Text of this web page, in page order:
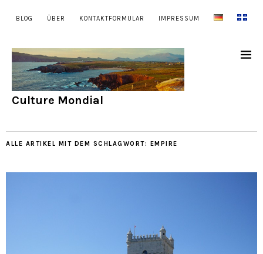
BLOG ÜBER KONTAKTFORMULAR IMPRESSUM
Culture Mondial
ALLE ARTIKEL MIT DEM SCHLAGWORT: EMPIRE